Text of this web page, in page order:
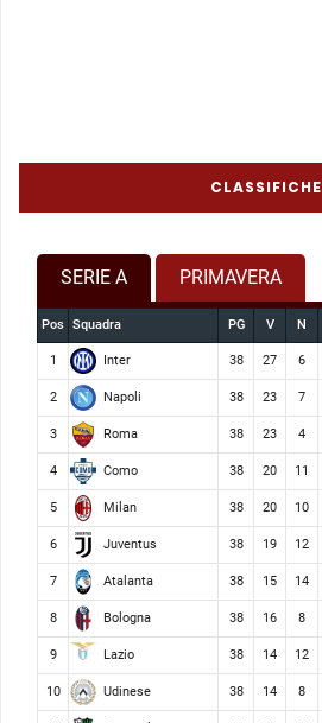
CLASSIFICHE
SERIE A PRIMAVERA
Pos Squadra PG V N
1 Inter 38 27 6
2 Napoli 38 23 7
3 Roma 38 23 4
4 Como 38 20 11
5 Milan 38 20 10
6 Juventus 38 19 12
7 Atalanta 38 15 14
8 Bologna 38 16 8
9 Lazio 38 14 12
10 Udinese 38 14 8